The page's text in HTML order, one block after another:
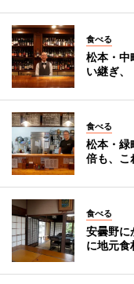
食べる
松本・
い継ぎ、
食べる
松本・
倍も、こ
食べる
安曇野
に地元食